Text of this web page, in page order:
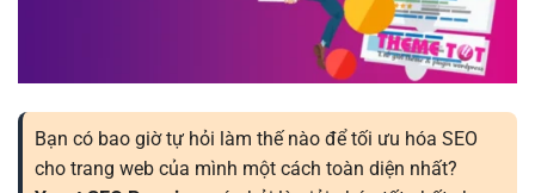
Bạn có bao giờ tự hỏi làm thế nào để tối ưu hóa SEO
cho trang web của mình một cách toàn diện nhất?